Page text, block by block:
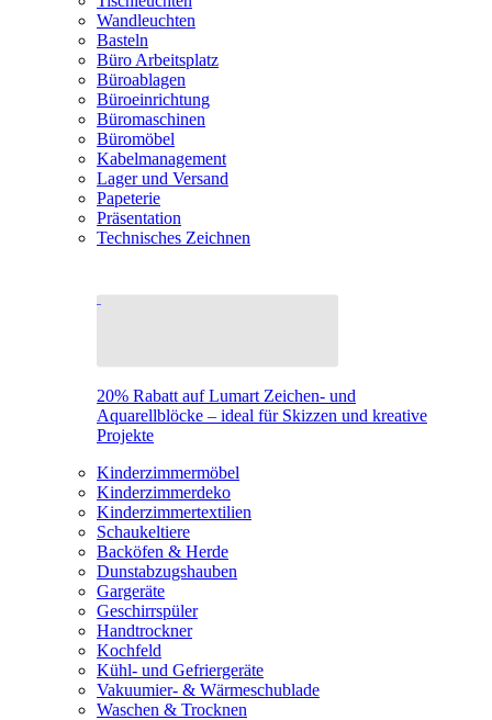
Wandleuchten
Basteln
Büro Arbeitsplatz
Büroablagen
Büroeinrichtung
Büromaschinen
Büromöbel
Kabelmanagement
Lager und Versand
Papeterie
Präsentation
Technisches Zeichnen
20% Rabatt auf Lumart Zeichen- und
Aquarellblöcke – ideal für Skizzen und kreative
Projekte
Kinderzimmermöbel
Kinderzimmerdeko
Kinderzimmertextilien
Schaukeltiere
Backöfen & Herde
Dunstabzugshauben
Gargeräte
Geschirrspüler
Handtrockner
Kochfeld
Kühl- und Gefriergeräte
Vakuumier- & Wärmeschublade
Waschen & Trocknen